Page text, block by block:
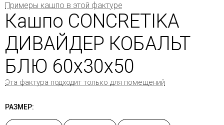
Примеры кашпо в этой фактуре
Кашпо CONCRETIKA
ДИВАЙДЕР КОБАЛЬТ
БЛЮ 60x30x50
Эта фактура подходит только для помещений
РАЗМЕР: